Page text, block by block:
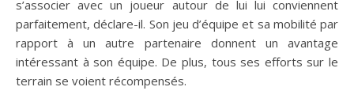
s’associer avec un joueur autour de lui lui conviennent
parfaitement, déclare-il. Son jeu d’équipe et sa mobilité par
rapport à un autre partenaire donnent un avantage
intéressant à son équipe. De plus, tous ses efforts sur le
terrain se voient récompensés.